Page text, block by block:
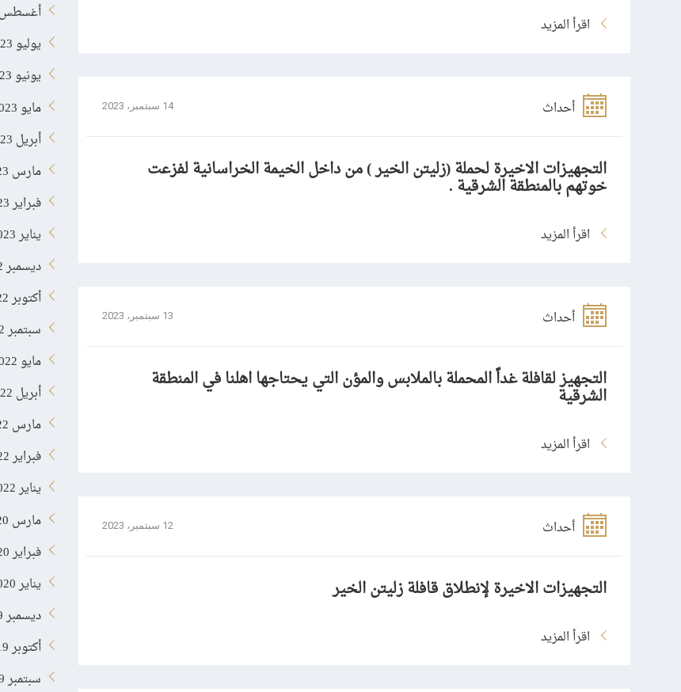
اقرأ المزيد
أحداث 14 سبتمبر، 2023
التجهيزات الاخيرة لحملة (زليتن الخير ) من داخل الخيمة الخراسانية لفزعت
خوتهم بالمنطقة الشرقية .
اقرأ المزيد
أحداث 13 سبتمبر، 2023
التجهيز لقافلة غداً المحملة بالملابس والمؤن التي يحتاجها اهلنا في المنطقة
الشرقية
اقرأ المزيد
أحداث 12 سبتمبر، 2023
التجهيزات الاخيرة لإنطلاق قافلة زليتن الخير
اقرأ المزيد
أغسطس 2023
يوليو 2023
يونيو 2023
مايو 2023
أبريل 2023
مارس 2023
فبراير 2023
يناير 2023
ديسمبر 2022
أكتوبر 2022
سبتمبر 2022
مايو 2022
أبريل 2022
مارس 2022
فبراير 2022
يناير 2022
مارس 2020
فبراير 2020
يناير 2020
ديسمبر 2019
أكتوبر 2019
سبتمبر 2019